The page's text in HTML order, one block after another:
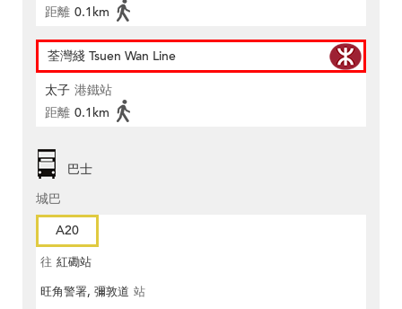
距離 0.1km
荃灣綫 Tsuen Wan Line
太子 港鐵站
距離 0.1km
巴士
城巴
A20
往 紅磡站
旺角警署, 彌敦道 站